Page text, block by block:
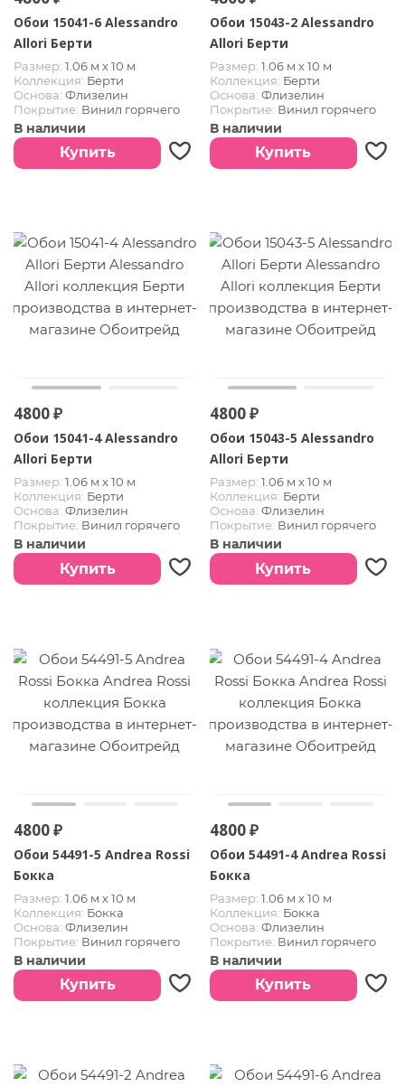
Обои 15041-6 Alessandro
Allori Берти
Размер: 1.06 м х 10 м
Коллекция: Берти
Основа: Флизелин
Покрытие: Винил горячего
тиснения
В наличии
Купить
Обои 15043-2 Alessandro
Allori Берти
Размер: 1.06 м х 10 м
Коллекция: Берти
Основа: Флизелин
Покрытие: Винил горячего
тиснения
В наличии
Купить
4800 ₽
Обои 15041-4 Alessandro
Allori Берти
Размер: 1.06 м х 10 м
Коллекция: Берти
Основа: Флизелин
Покрытие: Винил горячего
тиснения
В наличии
Купить
4800 ₽
Обои 15043-5 Alessandro
Allori Берти
Размер: 1.06 м х 10 м
Коллекция: Берти
Основа: Флизелин
Покрытие: Винил горячего
тиснения
В наличии
Купить
4800 ₽
Обои 54491-5 Andrea Rossi
Бокка
Размер: 1.06 м х 10 м
Коллекция: Бокка
Основа: Флизелин
Покрытие: Винил горячего
тиснения
В наличии
Купить
4800 ₽
Обои 54491-4 Andrea Rossi
Бокка
Размер: 1.06 м х 10 м
Коллекция: Бокка
Основа: Флизелин
Покрытие: Винил горячего
тиснения
В наличии
Купить